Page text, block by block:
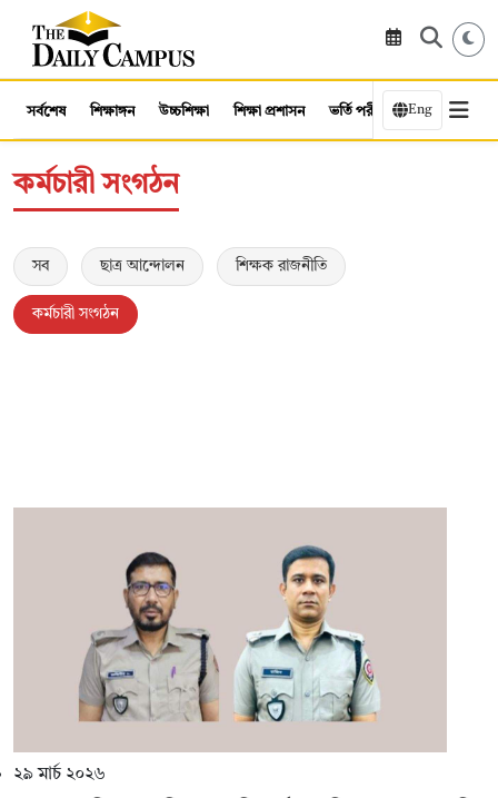
সর্বশেষ শিক্ষাঙ্গন উচ্চশিক্ষা শিক্ষা প্রশাসন ভর্তি পরীক্ষা কর্মসংস্থান
Eng
কর্মচারী সংগঠন
সব ছাত্র আন্দোলন শিক্ষক রাজনীতি
কর্মচারী সংগঠন
২৯ মার্চ ২০২৬